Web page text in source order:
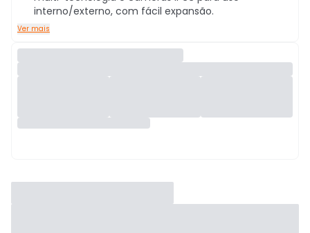
interno/externo, com fácil expansão.
Ver mais